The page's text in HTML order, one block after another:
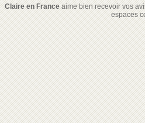
Claire en Franceaime bien recevoir vos
espaces